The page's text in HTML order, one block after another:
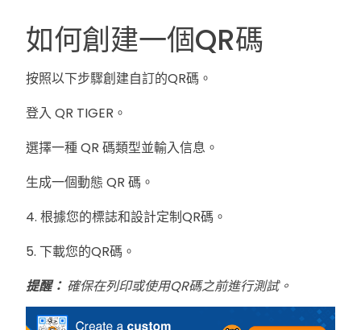
如何創建一個QR碼
按照以下步驟創建自訂的QR碼。
登入 QR TIGER。
選擇一種 QR 碼類型並輸入信息。
生成一個動態 QR 碼。
4. 根據您的標誌和設計定制QR碼。
5. 下載您的QR碼。
提醒： 確保在列印或使用QR碼之前進行測試。